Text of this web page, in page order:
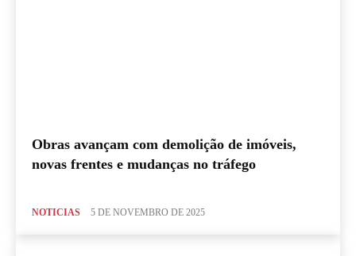
Obras avançam com demolição de imóveis,
novas frentes e mudanças no tráfego
NOTICIAS 5 DE NOVEMBRO DE 2025